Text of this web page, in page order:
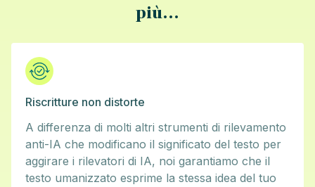
più...
Riscritture non distorte
A differenza di molti altri strumenti di rilevamento
anti-IA che modificano il significato del testo per
aggirare i rilevatori di IA, noi garantiamo che il
testo umanizzato esprime la stessa idea del tuo